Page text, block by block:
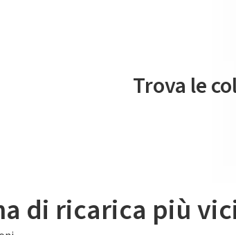
Il servizio di mobilità
Trova le
di ricarica più